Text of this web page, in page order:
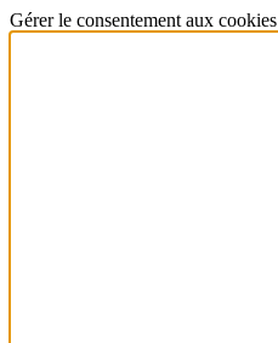
Gérer le consentement aux cookies